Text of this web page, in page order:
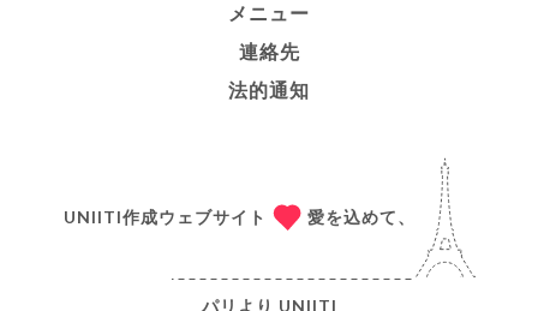
メニュー
連絡先
法的通知
UNIITI作成ウェブサイト 愛を込めて、
パリより UNIITI